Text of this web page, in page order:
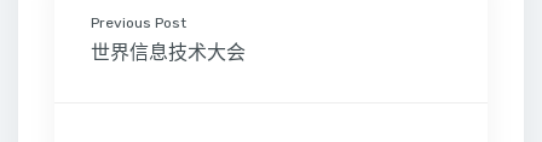
Previous Post
世界信息技术大会